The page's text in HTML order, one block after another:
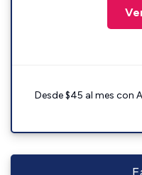
Desde $45 al mes con